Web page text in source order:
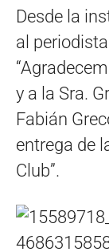
Desde la
al
y a la Sra.
Fabián
entrega de
Club”.